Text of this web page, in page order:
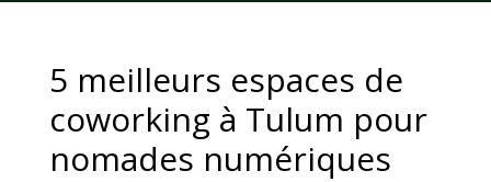
5 meilleurs espaces de
coworking à Tulum pour
nomades numériques